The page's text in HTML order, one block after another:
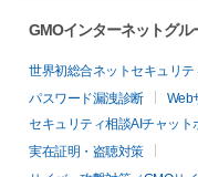
GMOインターネットグ
世界初総合ネットセキュリテ
パスワード漏洩診断
Web
セキュリティ相談AIチャット
実在証明・盗聴対策